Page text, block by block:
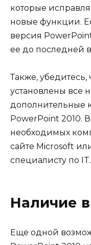
которые
новые функции.
версия
ее до последней
Также,
установлены все
дополнительные
PowerPoint 2010.
необходимых
сайте Microsoft
специалисту по IT.
Наличие
Еще одной